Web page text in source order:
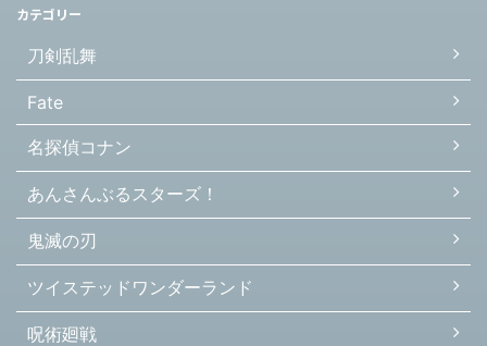
カテゴリー
刀剣乱舞
Fate
名探偵コナン
あんさんぶるスターズ！
鬼滅の刃
ツイステッドワンダーランド
呪術廻戦